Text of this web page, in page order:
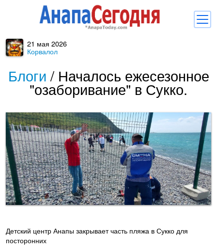
Комментарии
Об Анапе
Библиотека
Регистрация и Вход
21 мая 2026
Корвалол
Блоги / Началось ежесезонное
"озаборивание" в Сукко.
Детский центр Анапы закрывает часть пляжа в Сукко для
посторонних